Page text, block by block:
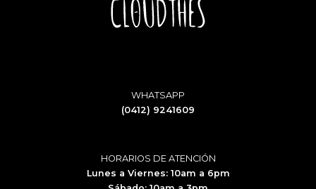
WHATSAPP
(0412) 9241609
HORARIOS DE ATENCIÓN
Lunes a Viernes: 10am a 6pm